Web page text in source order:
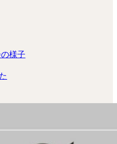
様子